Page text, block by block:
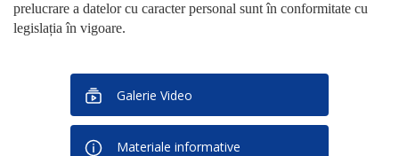
prelucrare a datelor cu caracter personal sunt în conformitate cu
legislația în vigoare.
Galerie Video
Materiale informative